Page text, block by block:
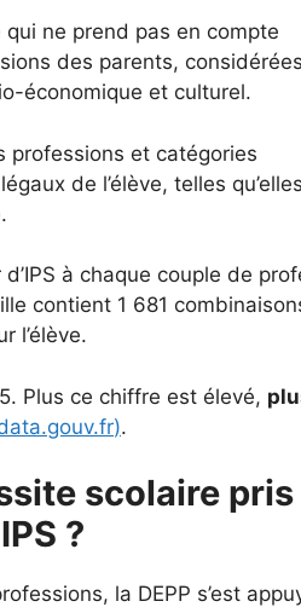
ne prend pas en compte
des parents,
économique et culturel.
professions et catégories
de l’élève, telles
à chaque couple de
contient 1 681
l’élève.
Plus ce chiffre est élevé,
).
scolaire pris
?
la DEPP s’est